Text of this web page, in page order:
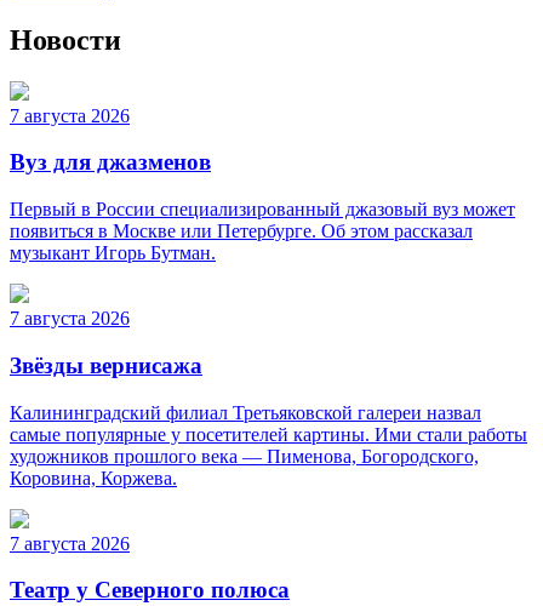
Новости
7 августа 2026
Вуз для джазменов
Первый в России специализированный джазовый вуз может
появиться в Москве или Петербурге. Об этом рассказал
музыкант Игорь Бутман.
7 августа 2026
Звёзды вернисажа
Калининградский филиал Третьяковской галереи назвал
самые популярные у посетителей картины. Ими стали работы
художников прошлого века — Пименова, Богородского,
Коровина, Коржева.
7 августа 2026
Театр у Северного полюса